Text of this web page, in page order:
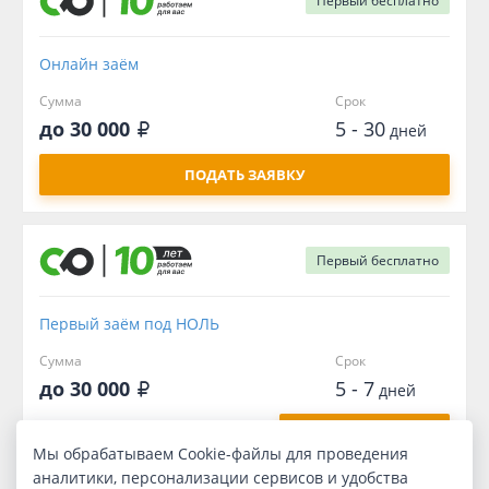
Онлайн заём
Сумма
до 30 000
Срок
5 - 30дней
ПОДАТЬ ЗАЯВКУ
Первый бесплатно
Первый заём под НОЛЬ
Сумма
до 30 000
Срок
5 - 7дней
Мы обрабатываем Cookie-файлы для проведения
аналитики, персонализации сервисов и удобства